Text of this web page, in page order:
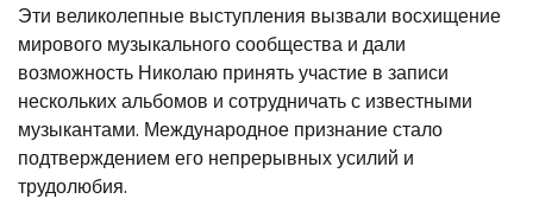
Эти великолепные выступления вызвали восхищение
мирового музыкального сообщества и дали
возможность Николаю принять участие в записи
нескольких альбомов и сотрудничать с известными
музыкантами. Международное признание стало
подтверждением его непрерывных усилий и
трудолюбия.